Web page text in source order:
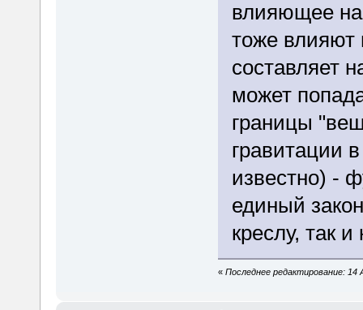
влияющее
тоже
составляет
может
границы
гравитации
известно) -
единый
креслу, так
« Последнее редактирование: 14